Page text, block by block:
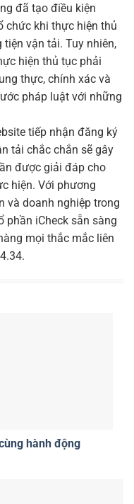
đã tạo điều kiện
chức khi thực hiện thủ
vận tải. Tuy nhiên,
hiện thủ tục phải
thực, chính xác và
pháp luật với những
tiếp nhận đăng ký
tải chắc chắn sẽ gây
được giải đáp cho
hiện. Với phương
và doanh nghiệp trong
phần iCheck sẵn sàng
mọi thắc mắc liên
hành động